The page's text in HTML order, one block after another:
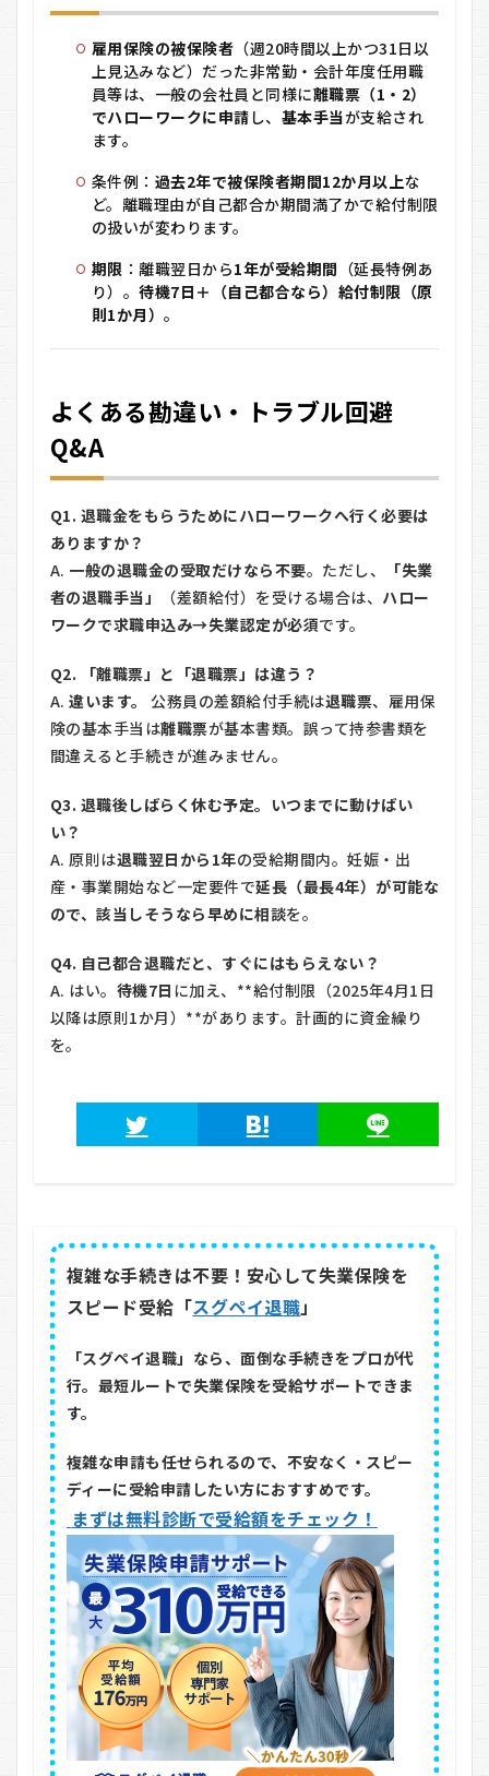
雇用保険の被保険者 （週20時間以上かつ31日以
上見込みなど）だった非常勤・会計年度任用職
員等は、一般の会社員と同様に離職票（1・2）
でハローワークに申請 し、 基本手当が支給され
ます。
条件例： 過去2年で被保険者期間12か月以上な
ど。離職理由が自己都合か期間満了かで給付制限
の扱いが変わります。
期限 ：離職翌日から1年が受給期間 （延長特例あ
り）。待機7日＋（自己都合なら）給付制限（原
則1か月）。
よくある勘違い・トラブル回避
Q&A
Q1. 退職金をもらうためにハローワークへ行く必要は
ありますか？
A. 一般の退職金の受取だけなら不要。ただし、
「失業
者の退職手当」
（差額給付）を受ける場合は、 ハロー
ワークで求職申込み→失業認定が必須です。
Q2. 「離職票」と「退職票」は違う？
A.違います。 公務員の差額給付手続は退職票、雇用保
険の基本手当は離職票が基本書類。誤って持参書類を
間違えると手続きが進みません。
Q3. 退職後しばらく休む予定。いつまでに動けばい
い？
A. 原則は退職翌日から1年の受給期間内。妊娠・出
産・事業開始など一定要件で延長（最長4年）が可能な
ので、該当しそうなら早めに相談を。
Q4. 自己都合退職だと、すぐにはもらえない？
A. はい。 待機7日 に加え、**給付制限（2025年4月1日
以降は原則1か月）**があります。計画的に資金繰り
を。
複雑な手続きは不要！安心して失業保険を
スピード受給「スグペイ退職」
「スグペイ退職」なら、面倒な手続きをプロが代
行。最短ルートで失業保険を受給サポートできま
す。
複雑な申請も任せられるので、不安なく・スピー
ディーに受給申請したい方におすすめです。
まずは無料診断で受給額をチェック！